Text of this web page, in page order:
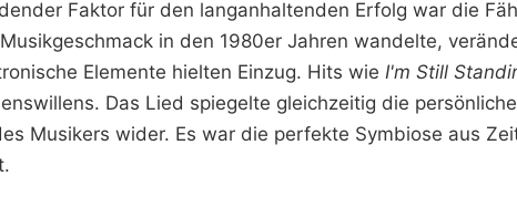
Faktor für den langanhaltenden Erfolg war die
in den 1980er Jahren wandelte,
Elemente hielten Einzug. Hits wie I'm Still
Das Lied spiegelte gleichzeitig die
Musikers wider. Es war die perfekte Symbiose aus